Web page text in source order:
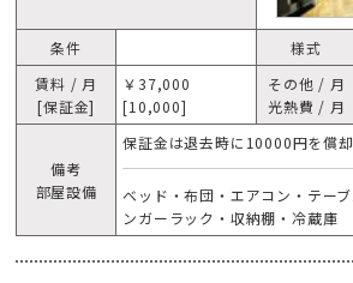
条件 様式
賃料 / 月
[保証金]
￥37,000
[10,000]
その他 / 月
光熱費 / 月
備考
部屋設備
保証金は退去時に10000円を償却
ベッド・布団・エアコン・テー
ンガーラック・収納棚・冷蔵庫